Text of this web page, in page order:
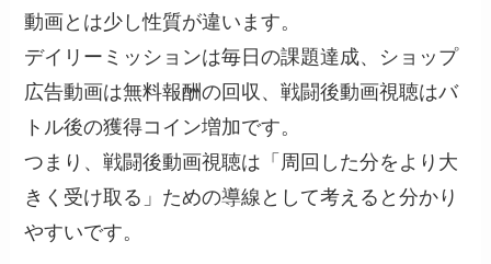
動画とは少し性質が違います。
デイリーミッションは毎日の課題達成、ショップ
広告動画は無料報酬の回収、戦闘後動画視聴はバ
トル後の獲得コイン増加です。
つまり、戦闘後動画視聴は「周回した分をより大
きく受け取る」ための導線として考えると分かり
やすいです。